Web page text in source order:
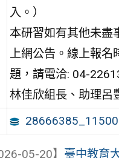
入。）
本研習如有其他未盡
上網公告。線上報名
題，請電洽: 04-
林佳欣組長、助理呂
05-20】 臺中教育